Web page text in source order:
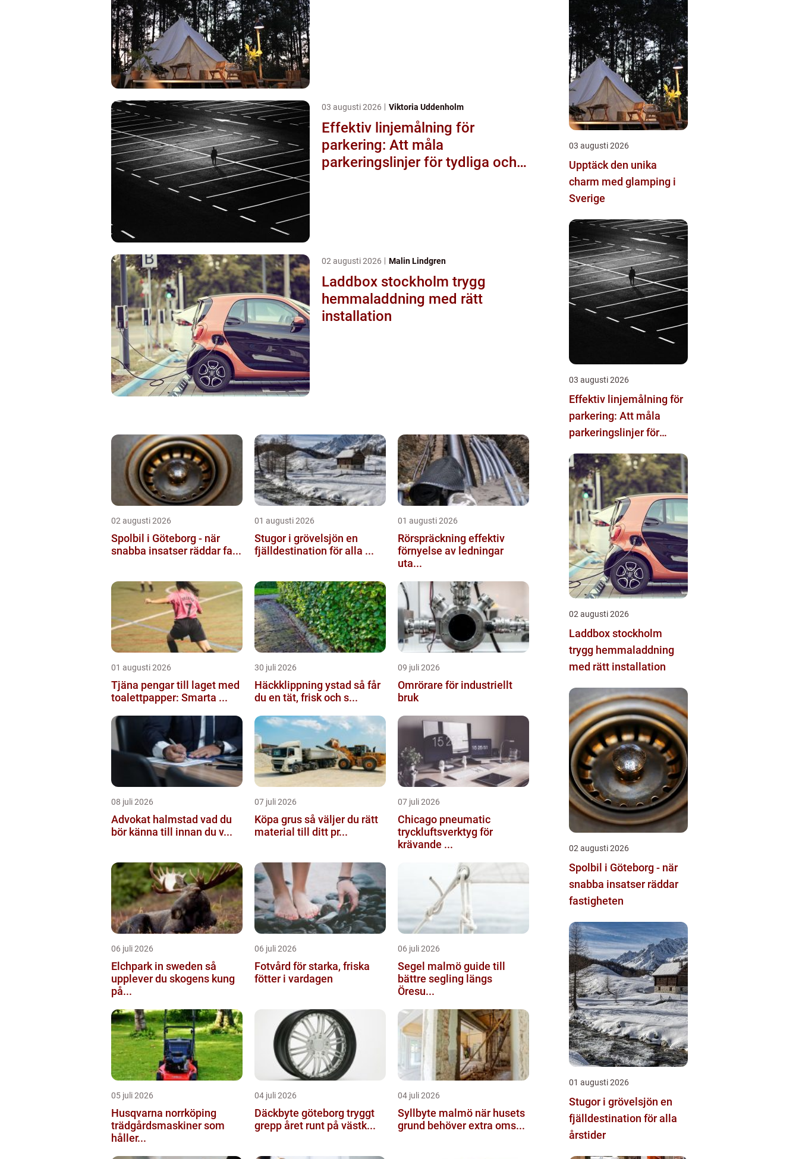
03 augusti 2026 Viktoria Uddenholm
Effektiv linjemålning för
parkering: Att måla
parkeringslinjer för tydliga och
02 augusti 2026 Malin Lindgren
Laddbox stockholm trygg
hemmaladdning med rätt
installation
02 augusti 2026
Spolbil i Göteborg - när
snabba insatser räddar fa...
01 augusti 2026
Stugor i grövelsjön en
fjälldestination för alla ...
01 augusti 2026
Rörspräckning effektiv
förnyelse av ledningar
uta...
01 augusti 2026
Tjäna pengar till laget med
toalettpapper: Smarta ...
30 juli 2026
Häckklippning ystad så får
du en tät, frisk och s...
09 juli 2026
Omrörare för industriellt
bruk
08 juli 2026
Advokat halmstad vad du
bör känna till innan du v...
07 juli 2026
Köpa grus så väljer du rätt
material till ditt pr...
07 juli 2026
Chicago pneumatic
tryckluftsverktyg för
krävande ...
06 juli 2026
Elchpark in sweden så
upplever du skogens kung
på...
06 juli 2026
Fotvård för starka, friska
fötter i vardagen
06 juli 2026
Segel malmö guide till
bättre segling längs
Öresu...
05 juli 2026
Husqvarna norrköping
trädgårdsmaskiner som
håller...
04 juli 2026
Däckbyte göteborg tryggt
grepp året runt på västk...
04 juli 2026
Syllbyte malmö när husets
grund behöver extra oms...
03 augusti 2026
Upptäck den unika
charm med glamping i
Sverige
03 augusti 2026
Effektiv linjemålning för
parkering: Att måla
parkeringslinjer för
parkeringsytor
02 augusti 2026
Laddbox stockholm
trygg hemmaladdning
med rätt installation
02 augusti 2026
Spolbil i Göteborg - när
snabba insatser räddar
fastigheten
01 augusti 2026
Stugor i grövelsjön en
fjälldestination för alla
årstider